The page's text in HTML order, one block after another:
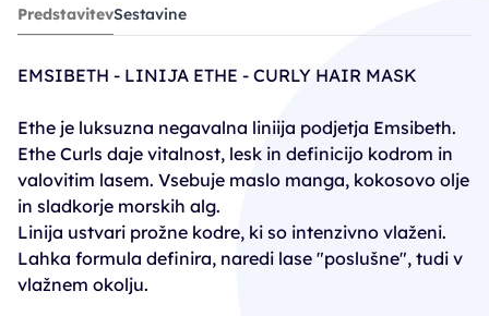
balzam EMS Ethe Curly Hair Mask
18,80€
PredstavitevSestavine
EMSIBETH - LINIJA ETHE - CURLY HAIR MASK
Ethe je luksuzna negavalna liniija podjetja Emsibeth.
Ethe Curls daje vitalnost, lesk in definicijo kodrom in
valovitim lasem. Vsebuje maslo manga, kokosovo olje
in sladkorje morskih alg.
Linija ustvari prožne kodre, ki so intenzivno vlaženi.
Lahka formula definira, naredi lase "poslušne", tudi v
vlažnem okolju.